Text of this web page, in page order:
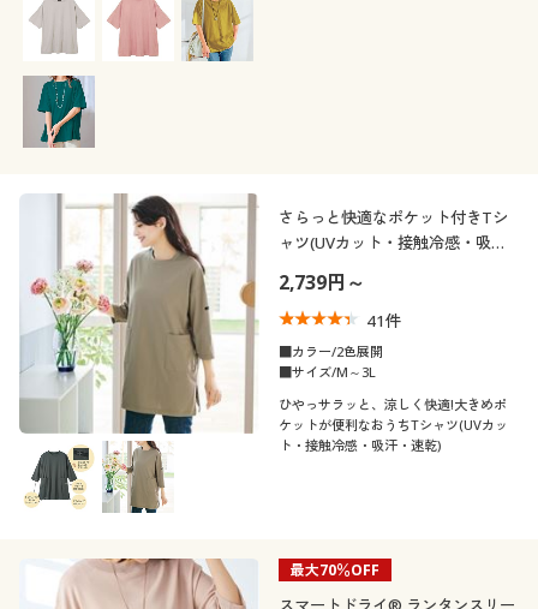
さらっと快適なポケット付きTシ
ャツ(UVカット・接触冷感・吸
2,739円～
41件
■カラー/2色展開
■サイズ/M～3L
ひやっサラッと、涼しく快適!大きめポ
ケットが便利なおうちTシャツ(UVカッ
ト・接触冷感・吸汗・速乾)
最大70％OFF